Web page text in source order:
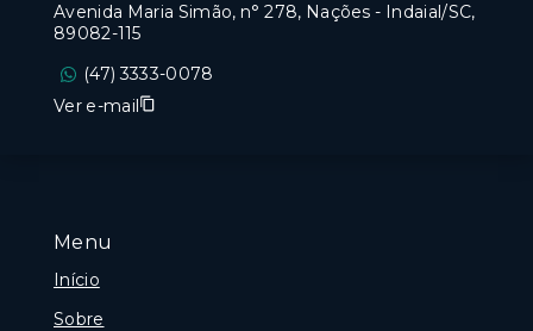
Menu
Início
Sobre
Avenida Maria Simão, n° 278, Nações - Indaial/SC,
89082-115
(47) 3333-0078
Ver e-mail